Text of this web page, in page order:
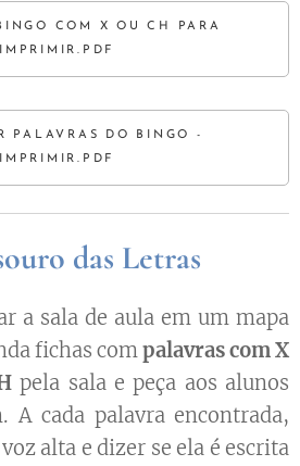
COM X OU CH PARA
IMPRIMIR.PDF
PALAVRAS DO BINGO -
IMPRIMIR.PDF
das Letras
a sala de aula em um mapa
fichas compalavras com X
pela sala e peça aos alunos
A cada palavra encontrada,
alta e dizer se ela é escrita